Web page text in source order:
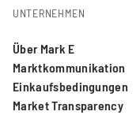
UNTERNEHMEN
Über Mark E
Marktkommunikation
Einkaufsbedingungen
Market Transparency